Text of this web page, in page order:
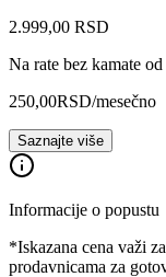
2.999,00 RSD
Na rate bez kamate od
250,00RSD/mesečno
Saznajte više
Informacije o popustu
*Iskazana cena važi
prodavnicama za